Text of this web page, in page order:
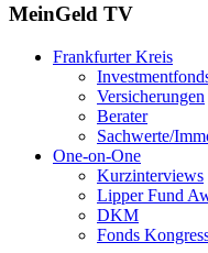
MeinGeld TV
Frankfurter Kreis
Versicherungen
Berater
Sachwerte/
One-on-One
Kurzinterviews
Lipper Fund
DKM
Fonds